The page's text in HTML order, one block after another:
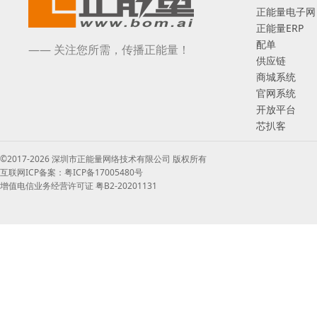
—— 关注您所需，传播正能量！
正能量电子网
正能量ERP
配单
供应链
商城系统
官网系统
开放平台
芯扒客
©2017-2026 深圳市正能量网络技术有限公司 版权所有
互联网ICP备案：粤ICP备17005480号
增值电信业务经营许可证 粤B2-20201131